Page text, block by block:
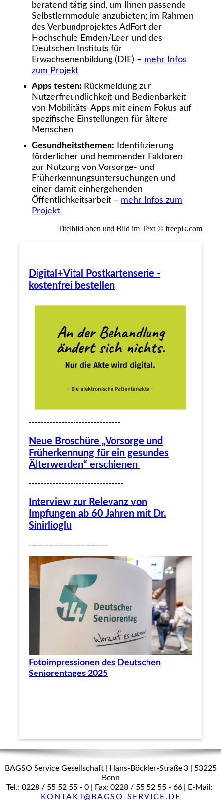
beratend tätig sind, um Ihnen passende
Selbstlernmodule anzubieten; im Rahmen
des Verbundprojektes AdFort der
Hochschule Emden/Leer und des
Deutschen Instituts für
Erwachsenenbildung (DIE) – mehr Infos
zum Projekt
Apps testen: Rückmeldung zur
Nutzerfreundlichkeit und Bedienbarkeit
von Mobilitäts-Apps mit einem Fokus auf
spezifische Einstellungen für ältere
Menschen
Gesundheitsthemen: Identifizierung
förderlicher und hemmender Faktoren
zur Nutzung von Vorsorge- und
Früherkennungsuntersuchungen und
einer damit einhergehenden
Öffentlichkeitsarbeit – mehr Infos zum
Projekt
Titelbild oben und Bild im Text © freepik.com
Digital+Vital Postkartenserie -
kostenfrei bestellen
-------------------------------
Neue Broschüre „Vorsorge und
Früherkennung für ein gesundes
Älterwerden“ erschienen
--------------------------------
Interview zur Relevanz von
Impfungen ab 60 Jahren mit Dr.
Sinirlioglu
--------------------------------
Fotoimpressionen des Deutschen
Seniorentages 2025
BAGSO Service Gesellschaft | Hans-Böckler-Straße 3 | 53225
Bonn
Tel.: 0228 / 55 52 55 - 0 | Fax: 0228 / 55 52 55 - 66 | E-Mail:
KONTAKT@BAGSO-SERVICE.DE